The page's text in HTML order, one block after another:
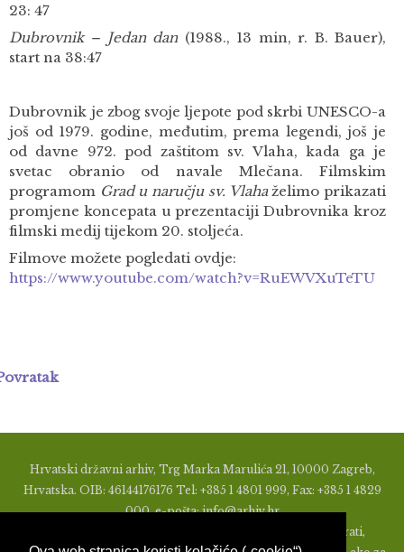
23: 47
Dubrovnik – Jedan dan(1988., 13 min, r. B. Bauer),
start na 38:47
Dubrovnik je zbog svoje ljepote pod skrbi UNESCO-a
još od 1979. godine, međutim, prema legendi, još je
od davne 972. pod zaštitom sv. Vlaha, kada ga je
svetac obranio od navale Mlečana. Filmskim
programom Grad u naručju sv. Vlahaželimo prikazati
promjene koncepata u prezentaciji Dubrovnika kroz
filmski medij tijekom 20. stoljeća.
Filmove možete pogledati ovdje:
https://www.youtube.com/watch?v=RuEWVXuTeTU
Hrvatski državni arhiv, Trg Marka Marulića 21, 10000 Zagreb,
Hrvatska. OIB: 46144176176 Tel: +385 1 4801 999, Fax: +385 1 4829
000, e-pošta: info@arhiv.hr
Zabranjeno je u bilo kojem obliku objavljivati, distribuirati,